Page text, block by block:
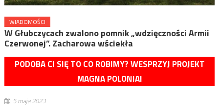
WIADOMOŚCI
W Głubczycach zwalono pomnik „wdzięczności Armii
Czerwonej”. Zacharowa wściekła
PODOBA CI SIĘ TO CO ROBIMY? WESPRZYJ PROJEKT
MAGNA POLONIA!
5 maja 2023